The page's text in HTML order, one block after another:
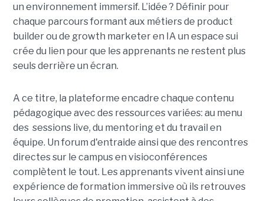
un environnement immersif. L’idée ? Définir pour
chaque parcours formant aux métiers de product
builder ou de growth marketer en IA un espace sui
crée du lien pour que les apprenants ne restent plus
seuls derrière un écran.
A ce titre, la plateforme encadre chaque contenu
pédagogique avec des ressources variées: au menu
des sessions live, du mentoring et du travail en
équipe. Un forum d'entraide ainsi que des rencontres
directes sur le campus en visioconférences
complètent le tout. Les apprenants vivent ainsi une
expérience de formation immersive où ils retrouves